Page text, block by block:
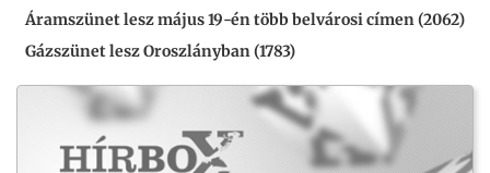
Áramszünet lesz május 19-én több belvárosi címen (2062)
Gázszünet lesz Oroszlányban (1783)